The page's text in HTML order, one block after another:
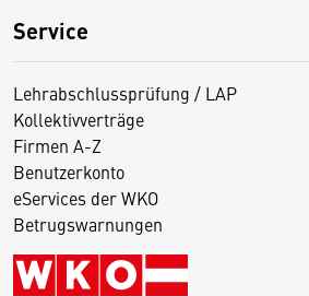
Service
Lehrabschlussprüfung / LAP
Kollektivverträge
Firmen A-Z
Benutzerkonto
eServices der WKO
Betrugswarnungen